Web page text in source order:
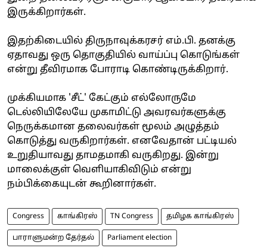
இருக்கிறார்கள்.
இதற்கிடையில் திருநாவுக்கரசர் எம்.பி. தனக்கு
ஏதாவது ஒரு தொகுதியில் வாய்ப்பு கொடுங்கள்
என்று தீவிரமாக போராடி கொண்டிருக்கிறார்.
முக்கியமாக 'சீட்' கேட்கும் எல்லோருமே
டெல்லியிலேயே முகாமிட்டு அவரவர்களுக்கு
நெருக்கமான தலைவர்கள் மூலம் அழுத்தம்
கொடுத்து வருகிறார்கள். எனவேதான் பட்டியல்
உறுதியாவது தாமதமாகி வருகிறது. இன்று
மாலைக்குள் வெளியாகிவிடும் என்று
நம்பிக்கையுடன் கூறினார்கள்.
Congress காங்கிரஸ் TN Congress தமிழக காங்கிரஸ்
பாராளுமன்ற தேர்தல் Parliament election